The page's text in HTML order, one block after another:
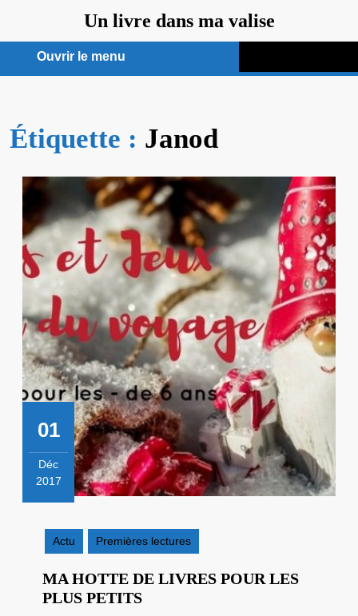
contenu
Un livre dans ma valise
Ouvrir le menu
menu
Étiquette : Janod
01
Déc
2017
2017
Actu
Premières lectures
MA HOTTE DE LIVRES POUR LES
PLUS PETITSMA